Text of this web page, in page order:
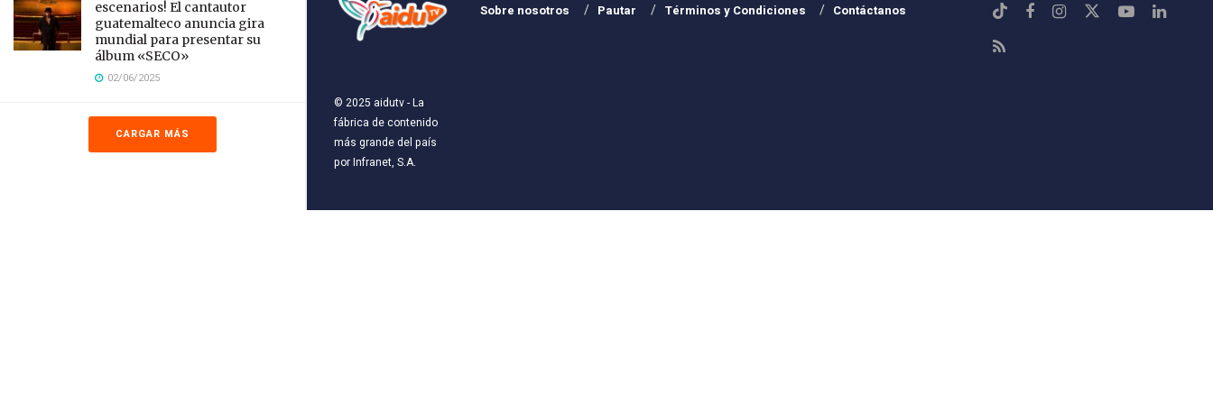
escenarios! El cantautor
guatemalteco anuncia gira
mundial para presentar su
álbum «SECO»
02/06/2025
CARGAR MÁS
© 2025 aidutv- La
fábrica de contenido
más grande del país
porInfranet, S.A.
Sobre nosotros Pautar Términos y Condiciones Contáctanos